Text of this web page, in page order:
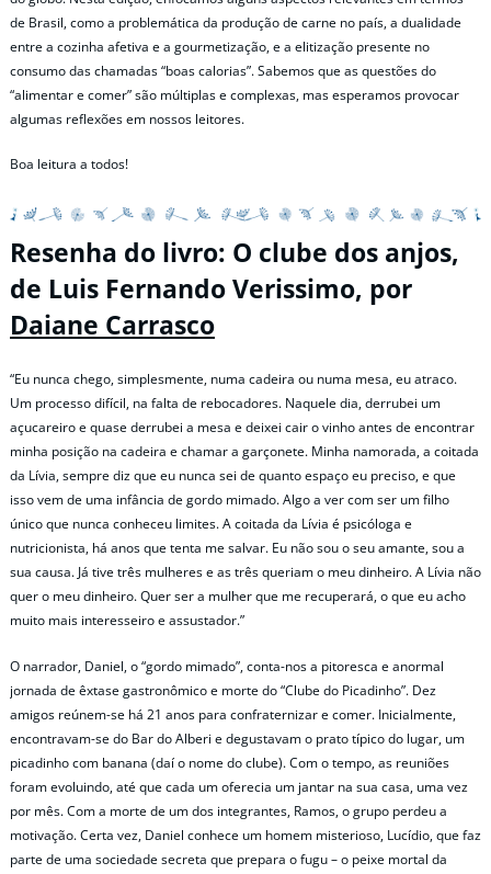
de Brasil, como a problemática da produção de carne no país, a dualidade
entre a cozinha afetiva e a gourmetização, e a elitização presente no
consumo das chamadas “boas calorias”. Sabemos que as questões do
“alimentar e comer” são múltiplas e complexas, mas esperamos provocar
algumas reflexões em nossos leitores.
Boa leitura a todos!
Resenha do livro: O clube dos anjos,
de Luis Fernando Verissimo, por
Daiane Carrasco
“Eu nunca chego, simplesmente, numa cadeira ou numa mesa, eu atraco.
Um processo difícil, na falta de rebocadores. Naquele dia, derrubei um
açucareiro e quase derrubei a mesa e deixei cair o vinho antes de encontrar
minha posição na cadeira e chamar a garçonete. Minha namorada, a coitada
da Lívia, sempre diz que eu nunca sei de quanto espaço eu preciso, e que
isso vem de uma infância de gordo mimado. Algo a ver com ser um filho
único que nunca conheceu limites. A coitada da Lívia é psicóloga e
nutricionista, há anos que tenta me salvar. Eu não sou o seu amante, sou a
sua causa. Já tive três mulheres e as três queriam o meu dinheiro. A Lívia não
quer o meu dinheiro. Quer ser a mulher que me recuperará, o que eu acho
muito mais interesseiro e assustador.”
O narrador, Daniel, o “gordo mimado”, conta-nos a pitoresca e anormal
jornada de êxtase gastronômico e morte do “Clube do Picadinho”. Dez
amigos reúnem-se há 21 anos para confraternizar e comer. Inicialmente,
encontravam-se do Bar do Alberi e degustavam o prato típico do lugar, um
picadinho com banana (daí o nome do clube). Com o tempo, as reuniões
foram evoluindo, até que cada um oferecia um jantar na sua casa, uma vez
por mês. Com a morte de um dos integrantes, Ramos, o grupo perdeu a
motivação. Certa vez, Daniel conhece um homem misterioso, Lucídio, que faz
parte de uma sociedade secreta que prepara o fugu – o peixe mortal da